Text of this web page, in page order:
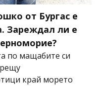
от Бургас е
Зареждал ли е
по мащабите си
край морето